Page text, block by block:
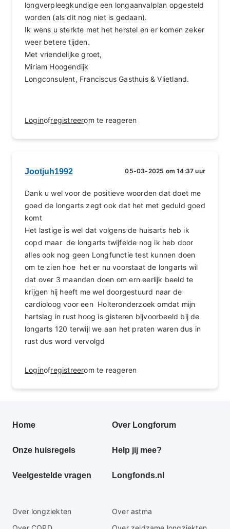
longverpleegkundige een longaanvalplan opgesteld
worden (als dit nog niet is gedaan).
Ik wens u sterkte met het herstel en er komen zeker
weer betere tijden.
Met vriendelijke groet,
Miriam Hoogendijk
Longconsulent, Franciscus Gasthuis & Vlietland.
Loginofregistreerom te reageren
Jootjuh1992 05-03-2025 om 14:37 uur
Dank u wel voor de positieve woorden dat doet me
goed de longarts zegt ook dat het met geduld goed
komt
Het lastige is wel dat volgens de huisarts heb ik
copd maar de longarts twijfelde nog ik heb door
alles ook nog geen Longfunctie test kunnen doen
om te zien hoe het er nu voorstaat de longarts wil
dat over 3 maanden doen om ern eerlijk beeld te
krijgen hij heeft me wel doorgestuurd naar de
cardioloog voor een Holteronderzoek omdat mijn
hartslag in rust hoog is gisteren bijvoorbeeld bij de
longarts 120 terwijl we aan het praten waren dus in
rust dus word vervolgd
Loginofregistreerom te reageren
Primair
menu
Home Over Longforum
Onze huisregels Help jij mee?
Veelgestelde vragen Longfonds.nl
Secundaire
footer
Over longziekten
Over astma